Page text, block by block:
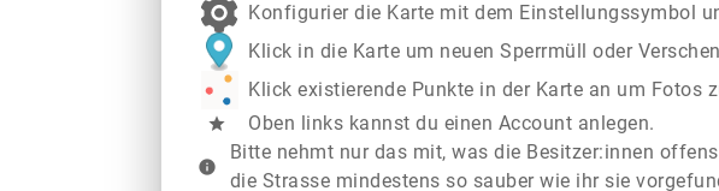
Konfigurier die Karte mit dem Einstellungssymbol
Klick in die Karte um neuen Sperrmüll oder
Klick existierende Punkte in der Karte an um Fotos
star Oben links kannst du einen Account anlegen.
info
Bitte nehmt nur das mit, was die Besitzer:innen
die Strasse mindestens so sauber wie ihr sie